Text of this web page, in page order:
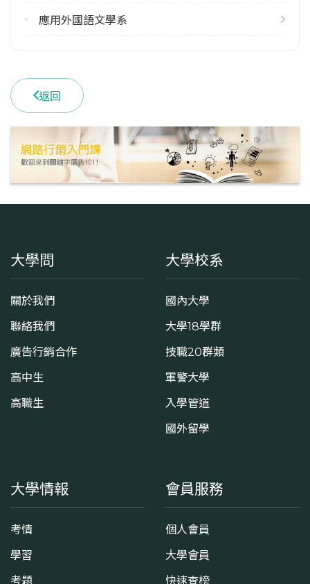
學系電話
應用外國語文學系
返回
大學問
關於我們
聯絡我們
廣告行銷合作
高中生
高職生
大學校系
國內大學
大學18學群
技職20群類
軍警大學
入學管道
國外留學
大學情報
考情
學習
考題
會員服務
個人會員
大學會員
快速查榜